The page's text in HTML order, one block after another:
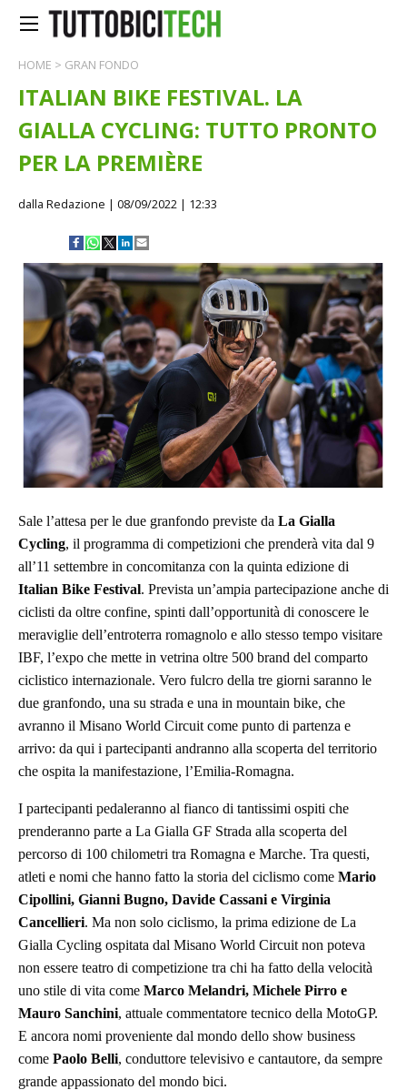
HOME > GRAN FONDO
ITALIAN BIKE FESTIVAL. LA
GIALLA CYCLING: TUTTO PRONTO
PER LA PREMIÈRE
dalla Redazione | 08/09/2022 | 12:33
Sale l’attesa per le due granfondo previste da La Gialla
Cycling, il programma di competizioni che prenderà vita dal 9
all’11 settembre in concomitanza con la quinta edizione di
Italian Bike Festival. Prevista un’ampia partecipazione anche di
ciclisti da oltre confine, spinti dall’opportunità di conoscere le
meraviglie dell’entroterra romagnolo e allo stesso tempo visitare
IBF, l’expo che mette in vetrina oltre 500 brand del comparto
ciclistico internazionale. Vero fulcro della tre giorni saranno le
due granfondo, una su strada e una in mountain bike, che
avranno il Misano World Circuit come punto di partenza e
arrivo: da qui i partecipanti andranno alla scoperta del territorio
che ospita la manifestazione, l’Emilia-Romagna.
I partecipanti pedaleranno al fianco di tantissimi ospiti che
prenderanno parte a La Gialla GF Strada alla scoperta del
percorso di 100 chilometri tra Romagna e Marche. Tra questi,
atleti e nomi che hanno fatto la storia del ciclismo come Mario
Cipollini, Gianni Bugno, Davide Cassani e Virginia
Cancellieri. Ma non solo ciclismo, la prima edizione de La
Gialla Cycling ospitata dal Misano World Circuit non poteva
non essere teatro di competizione tra chi ha fatto della velocità
uno stile di vita come Marco Melandri, Michele Pirro e
Mauro Sanchini, attuale commentatore tecnico della MotoGP.
E ancora nomi proveniente dal mondo dello show business
come Paolo Belli, conduttore televisivo e cantautore, da sempre
grande appassionato del mondo bici.